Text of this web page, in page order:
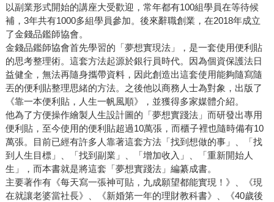
以副業形式開始的講座大受歡迎，常年都有100組學員在等待候
補，3年共有1000多組學員參加。後來辭職創業，在2018年成立
了金錢品鑑師協會。
金錢品鑑師協會首先學習的「夢想實現法」，是一套使用便利貼
的思考整理術。這套方法起源於銀行員時代。因為個資保護法日
益健全，無法再隨身攜帶資料，因此創造出這套使用能夠隨寫隨
丟的便利貼整理思緒的方法。之後他以商務人士為對象，出版了
《靠一本便利貼，人生一帆風順》，並獲得多家媒體介紹。
他為了方便操作繪製人生設計圖的「夢想實踐法」而研發出專用
便利貼，至今使用的便利貼超過10萬張，而櫃子裡也隨時備有10
萬張。目前已經有許多人靠著這套方法「找到想做的事」、「找
到人生目標」、「找到副業」、「增加收入」、「重新開始人
生」，而本書就是將這套「夢想實踐法」編纂成書。
主要著作有《每天寫一張神可貼，九成願望都能實現！》、《現
在就讓老婆當社長》、《新婚第一年的理財教科書》、《40歲後